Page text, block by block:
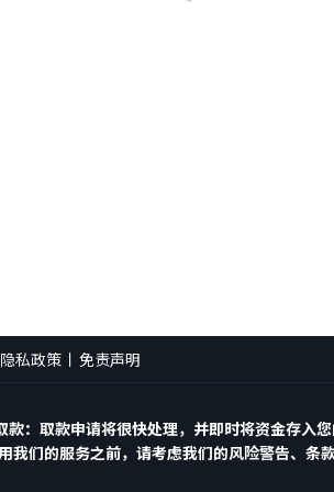
隐私政策 免责声明
款：取款申请将很快处理，并即时将资金存入
我们的服务之前，请考虑我们的风险警告、条